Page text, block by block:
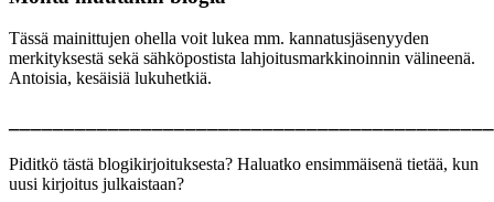
Tässä mainittujen ohella voit lukea mm. kannatusjäsenyyden
merkityksestä sekä sähköpostista lahjoitusmarkkinoinnin välineenä.
Antoisia, kesäisiä lukuhetkiä.
Piditkö tästä blogikirjoituksesta? Haluatko ensimmäisenä tietää, kun
uusi kirjoitus julkaistaan?